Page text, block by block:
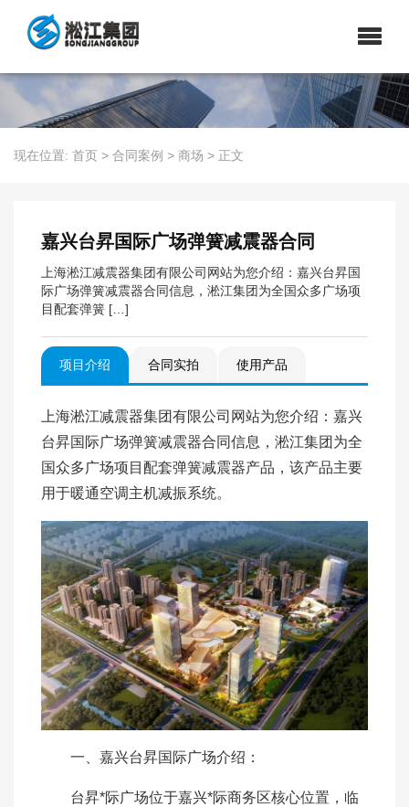
现在位置: 首页 > 合同案例 > 商场 > 正文
嘉兴台昇国际广场弹簧减震器合同
上海淞江减震器集团有限公司网站为您介绍：嘉兴台昇国
际广场弹簧减震器合同信息，淞江集团为全国众多广场项
目配套弹簧 […]
项目介绍 合同实拍 使用产品
上海淞江减震器集团有限公司网站为您介绍：嘉兴
台昇国际广场弹簧减震器合同信息，淞江集团为全
国众多广场项目配套弹簧减震器产品，该产品主要
用于暖通空调主机减振系统。
一、嘉兴台昇国际广场介绍：
台昇*际广场位于嘉兴*际商务区核心位置，临